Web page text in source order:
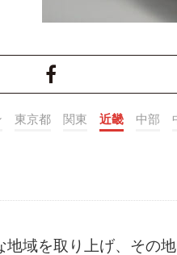
東京都 関東 近畿 中部
地域を取り上げ、その